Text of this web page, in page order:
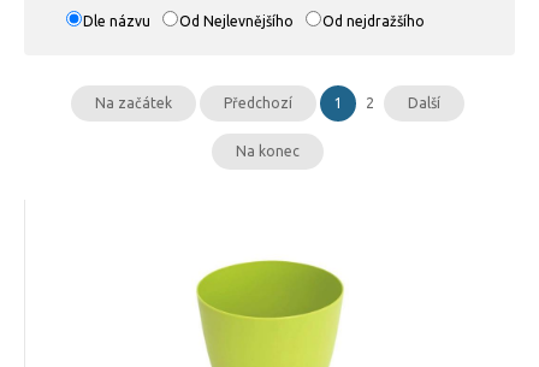
Dle názvu Od Nejlevnějšího Od nejdražšího
Na začátek Předchozí 1 2 Další
Na konec